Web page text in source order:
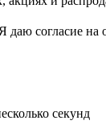
Я даю согласие на
секунд